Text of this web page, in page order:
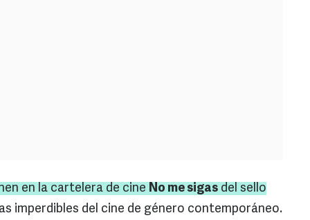
en la cartelera de cine No me sigas del sello
imperdibles del cine de género contemporáneo.